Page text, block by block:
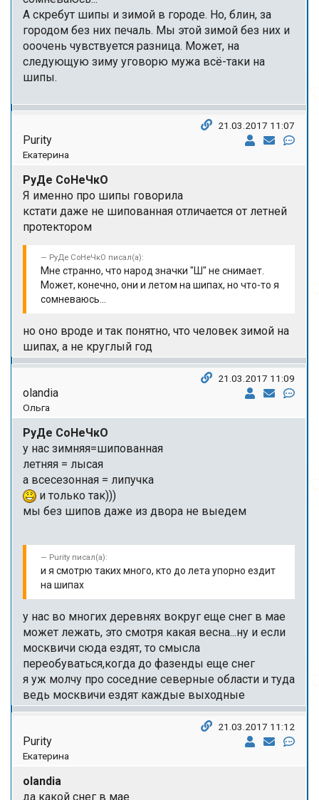
А скребут шипы и зимой в городе. Но, блин, за
городом без них печаль. Мы этой зимой без них и
ооочень чувствуется разница. Может, на
следующую зиму уговорю мужа всё-таки на
шипы.
Purity
Екатерина
21.03.2017 11:07
РуДе СоНеЧкО
Я именно про шипы говорила
кстати даже не шипованная отличается от летней
протектором
РуДе СоНеЧкО писал(а):
Мне странно, что народ значки "Ш" не снимает.
Может, конечно, они и летом на шипах, но что-то я
сомневаюсь...
но оно вроде и так понятно, что человек зимой на
шипах, а не круглый год
olandia
Ольга
21.03.2017 11:09
РуДе СоНеЧкО
у нас зимняя=шипованная
летняя = лысая
а всесезонная = липучка
и только так)))
мы без шипов даже из двора не выедем
Purity писал(а):
и я смотрю таких много, кто до лета упорно ездит
на шипах
у нас во многих деревнях вокруг еще снег в мае
может лежать, это смотря какая весна...ну и если
москвичи сюда ездят, то смысла
переобуваться,когда до фазенды еще снег
я уж молчу про соседние северные области и туда
ведь москвичи ездят каждые выходные
Purity
Екатерина
21.03.2017 11:12
olandia
да какой снег в мае